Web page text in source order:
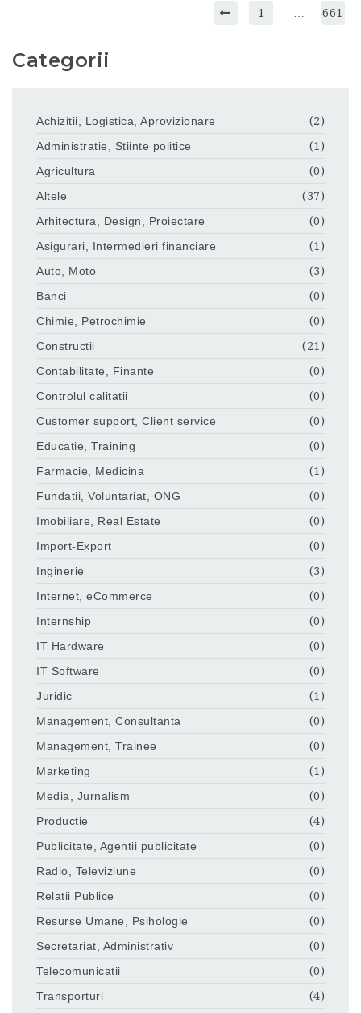
1 661
Categorii
Achizitii, Logistica, Aprovizionare
(2)
Administratie, Stiinte politice
(1)
Agricultura
(0)
Altele
(37)
Arhitectura, Design, Proiectare
(0)
Asigurari, Intermedieri financiare
(1)
Auto, Moto
(3)
Banci
(0)
Chimie, Petrochimie
(0)
Constructii
(21)
Contabilitate, Finante
(0)
Controlul calitatii
(0)
Customer support, Client service
(0)
Educatie, Training
(0)
Farmacie, Medicina
(1)
Fundatii, Voluntariat, ONG
(0)
Imobiliare, Real Estate
(0)
Import-Export
(0)
Inginerie
(3)
Internet, eCommerce
(0)
Internship
(0)
IT Hardware
(0)
IT Software
(0)
Juridic
(1)
Management, Consultanta
(0)
Management, Trainee
(0)
Marketing
(1)
Media, Jurnalism
(0)
Productie
(4)
Publicitate, Agentii publicitate
(0)
Radio, Televiziune
(0)
Relatii Publice
(0)
Resurse Umane, Psihologie
(0)
Secretariat, Administrativ
(0)
Telecomunicatii
(0)
Transporturi
(4)